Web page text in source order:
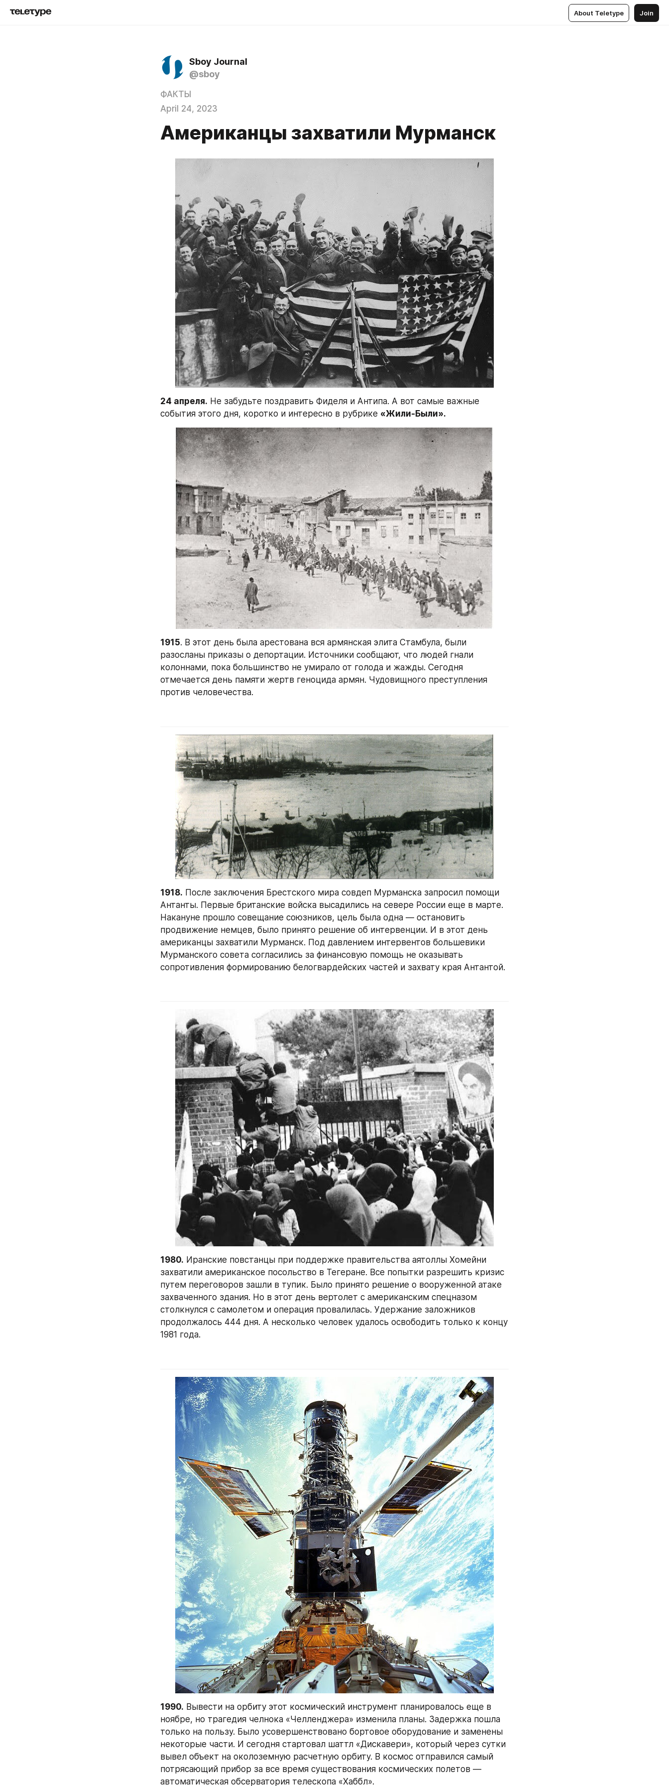
About Teletype Join
Sboy Journal
@sboy
ФАКТЫ
April 24, 2023
Американцы захватили Мурманск
24 апреля. Не забудьте поздравить Фиделя и Антипа. А вот самые важные
события этого дня, коротко и интересно в рубрике «Жили-Были».
1915. В этот день была арестована вся армянская элита Стамбула, были
разосланы приказы о депортации. Источники сообщают, что людей гнали
колоннами, пока большинство не умирало от голода и жажды. Сегодня
отмечается день памяти жертв геноцида армян. Чудовищного преступления
против человечества.
1918. После заключения Брестского мира совдеп Мурманска запросил помощи
Антанты. Первые британские войска высадились на севере России еще в марте.
Накануне прошло совещание союзников, цель была одна — остановить
продвижение немцев, было принято решение об интервенции. И в этот день
американцы захватили Мурманск. Под давлением интервентов большевики
Мурманского совета согласились за финансовую помощь не оказывать
сопротивления формированию белогвардейских частей и захвату края Антантой.
1980. Иранские повстанцы при поддержке правительства аятоллы Хомейни
захватили американское посольство в Тегеране. Все попытки разрешить кризис
путем переговоров зашли в тупик. Было принято решение о вооруженной атаке
захваченного здания. Но в этот день вертолет с американским спецназом
столкнулся с самолетом и операция провалилась. Удержание заложников
продолжалось 444 дня. А несколько человек удалось освободить только к концу
1981 года.
1990. Вывести на орбиту этот космический инструмент планировалось еще в
ноябре, но трагедия челнока «Челленджера» изменила планы. Задержка пошла
только на пользу. Было усовершенствовано бортовое оборудование и заменены
некоторые части. И сегодня стартовал шаттл «Дискавери», который через сутки
вывел объект на околоземную расчетную орбиту. В космос отправился самый
потрясающий прибор за все время существования космических полетов —
автоматическая обсерватория телескопа «Хаббл».